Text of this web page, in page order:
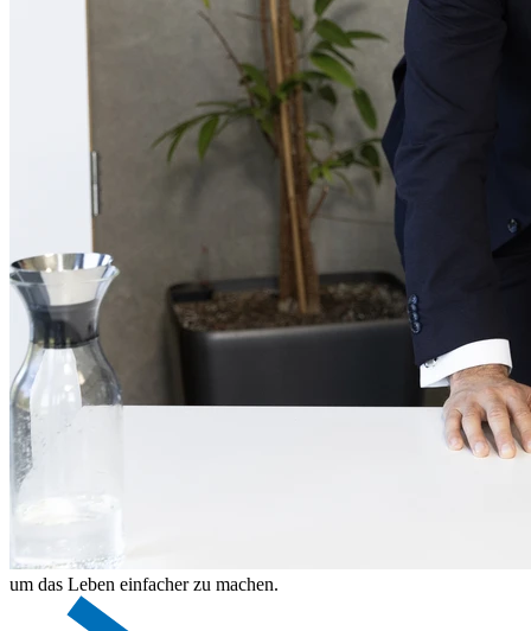
um das Leben einfacher zu machen.